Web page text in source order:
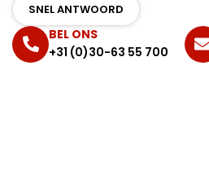
SNEL ANTWOORD
BEL ONS
+31 (0)30-63 55 700